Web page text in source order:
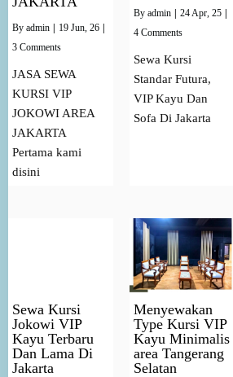
By admin 19 Jun, 26
3 Comments
JASA SEWA
KURSI VIP
JOKOWI AREA
JAKARTA
Pertama kami
disini
Byadmin 24Apr, 25
4 Comments
Sewa Kursi
Standar Futura,
VIP Kayu Dan
Sofa Di Jakarta
Sewa Kursi
Jokowi VIP
Kayu Terbaru
Dan Lama Di
Jakarta
Menyewakan
Type Kursi VIP
Kayu Minimalis
area Tangerang
Selatan